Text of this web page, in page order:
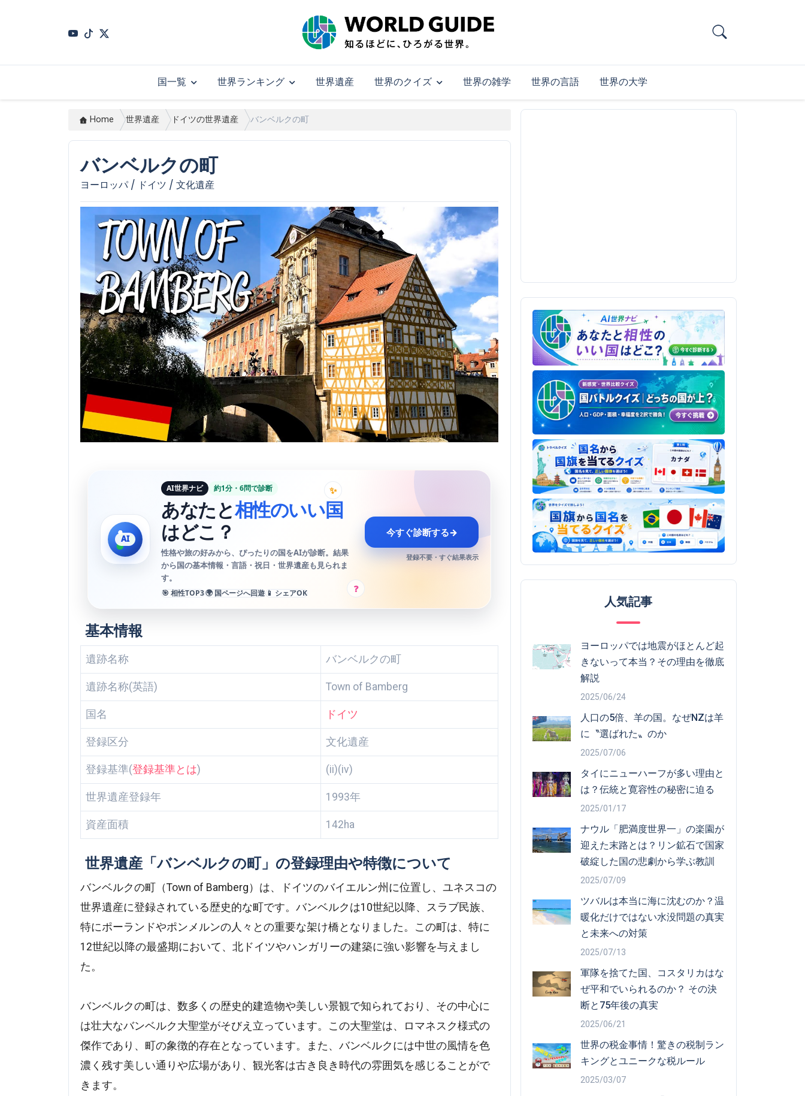
国一覧 世界ランキング 世界遺産 世界のクイズ 世界の雑学 世界の言語 世界の大学
Home 世界遺産 ドイツの世界遺産 バンベルクの町
バンベルクの町
ヨーロッパ / ドイツ / 文化遺産
✨
?
AI世界ナビ 約1分・6問で診断
あなたと相性のいい国
はどこ？
性格や旅の好みから、ぴったりの国をAIが診断。結果
から国の基本情報・言語・祝日・世界遺産も見られま
す。
🎯 相性TOP3🌍 国ページへ回遊 📱 シェアOK
今すぐ診断する→
登録不要・すぐ結果表示
基本情報
遺跡名称 バンベルクの町
遺跡名称(英語) Town of Bamberg
国名 ドイツ
登録区分 文化遺産
登録基準(登録基準とは) (ii)(iv)
世界遺産登録年 1993年
資産面積 142ha
世界遺産「バンベルクの町」の登録理由や特徴について
バンベルクの町（Town of Bamberg）は、ドイツのバイエルン州に位置し、ユネスコの
世界遺産に登録されている歴史的な町です。バンベルクは10世紀以降、スラブ民族、
特にポーランドやポンメルンの人々との重要な架け橋となりました。この町は、特に
12世紀以降の最盛期において、北ドイツやハンガリーの建築に強い影響を与えまし
た。
バンベルクの町は、数多くの歴史的建造物や美しい景観で知られており、その中心に
は壮大なバンベルク大聖堂がそびえ立っています。この大聖堂は、ロマネスク様式の
傑作であり、町の象徴的存在となっています。また、バンベルクには中世の風情を色
濃く残す美しい通りや広場があり、観光客は古き良き時代の雰囲気を感じることがで
きます。
人気記事
ヨーロッパでは地震がほとんど起
きないって本当？その理由を徹底
解説
2025/06/24
人口の5倍、羊の国。なぜNZは羊
に〝選ばれた〟のか
2025/07/06
タイにニューハーフが多い理由と
は？伝統と寛容性の秘密に迫る
2025/01/17
ナウル「肥満度世界一」の楽園が
迎えた末路とは？リン鉱石で国家
破綻した国の悲劇から学ぶ教訓
2025/07/09
ツバルは本当に海に沈むのか？温
暖化だけではない水没問題の真実
と未来への対策
2025/07/13
軍隊を捨てた国、コスタリカはな
ぜ平和でいられるのか？ その決
断と75年後の真実
2025/06/21
世界の税金事情！驚きの税制ラン
キングとユニークな税ルール
2025/03/07